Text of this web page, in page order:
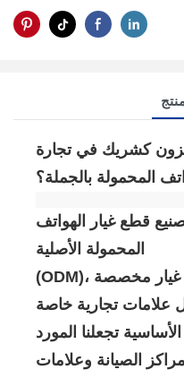
كشريك في تجارة
المحمولة بالجملة؟
قطع غيار الهواتف
المحمولة الأصلية (OEM) وتصنيع شاشات الهواتف
(ODM)، ونركز على توفير قطع غيار مخصصة
تجارية خاصة
تجعلنا المورد
الصيانة وعلامات